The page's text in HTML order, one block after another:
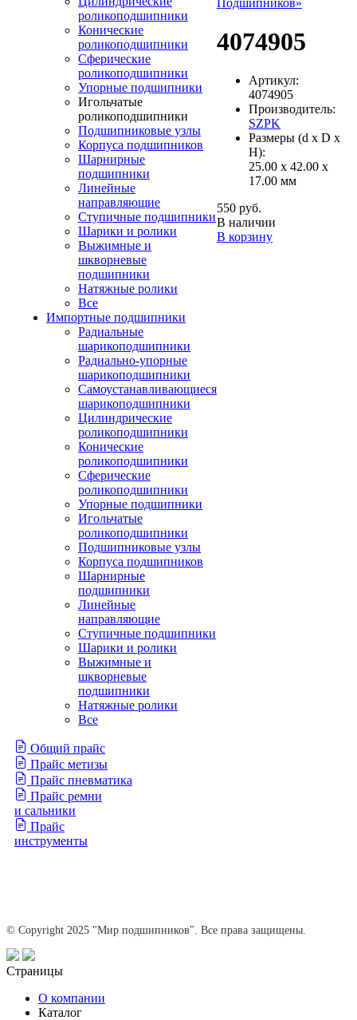
роликоподшипники
Конические
роликоподшипники
Сферические
роликоподшипники
Упорные подшипники
Игольчатые
роликоподшипники
Подшипниковые узлы
Корпуса подшипников
Шарнирные
подшипники
Линейные
направляющие
Ступичные подшипники
Шарики и ролики
Выжимные и
шкворневые
подшипники
Натяжные ролики
Все
Импортные подшипники
Радиальные
шарикоподшипники
Радиально-упорные
шарикоподшипники
Самоустанавливающиеся
шарикоподшипники
Цилиндрические
роликоподшипники
Конические
роликоподшипники
Сферические
роликоподшипники
Упорные подшипники
Игольчатые
роликоподшипники
Подшипниковые узлы
Корпуса подшипников
Шарнирные
подшипники
Линейные
направляющие
Ступичные подшипники
Шарики и ролики
Выжимные и
шкворневые
подшипники
Натяжные ролики
Все
Общий прайс
Прайс метизы
Прайс пневматика
Прайс ремни
и сальники
Прайс
инструменты
4074905
Артикул:
4074905
Производитель:
SZPK
Размеры (d x D x
H):
25.00 x 42.00 x
17.00 мм
550 руб.
В наличии
В корзину
© Copyright 2025 "Мир подшипников". Все права защищены.
Страницы
О компании
Каталог